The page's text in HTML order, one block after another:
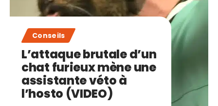
Conseils
L’attaque brutale d’un
chat furieux mène une
assistante véto à
l’hosto (VIDEO)